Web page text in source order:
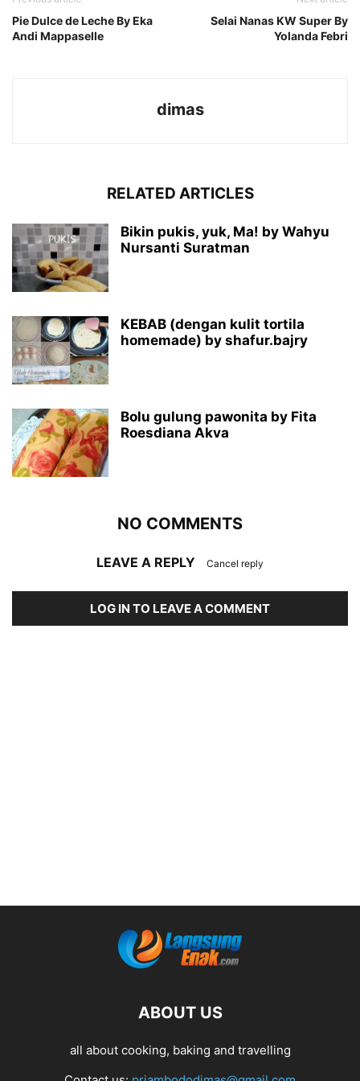
Pie Dulce de Leche By Eka
Andi Mappaselle
Selai Nanas KW Super By
Yolanda Febri
dimas
RELATED ARTICLES
Bikin pukis, yuk, Ma! by Wahyu
Nursanti Suratman
KEBAB (dengan kulit tortila
homemade) by shafur.bajry
Bolu gulung pawonita by Fita
Roesdiana Akva
NO COMMENTS
LEAVE A REPLY Cancel reply
LOG IN TO LEAVE A COMMENT
ABOUT US
all about cooking, baking and travelling